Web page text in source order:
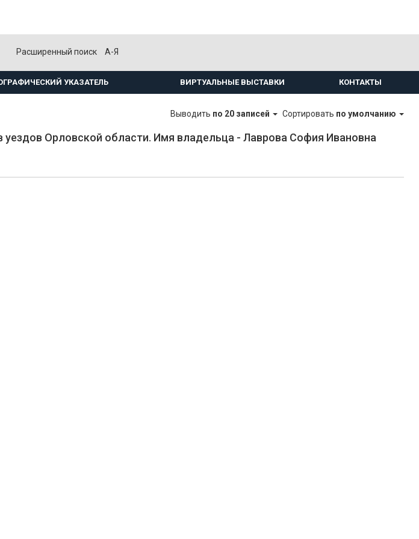
Расширенный поиск А-Я
УКАЗАТЕЛЬ ВИРТУАЛЬНЫЕ ВЫСТАВКИ КОНТАКТЫ
Выводить по 20 записей Сортировать по умолчанию
Орловской области. Имя владельца - Лаврова София Ивановна